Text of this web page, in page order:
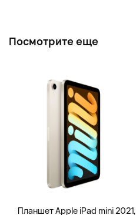
Посмотрите еще
Планшет Apple iPad mini 2021,